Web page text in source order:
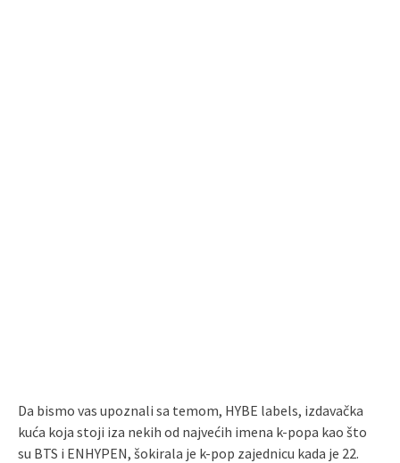
Da bismo vas upoznali sa temom, HYBE labels, izdavačka
kuća koja stoji iza nekih od najvećih imena k-popa kao što
su BTS i ENHYPEN, šokirala je k-pop zajednicu kada je 22.